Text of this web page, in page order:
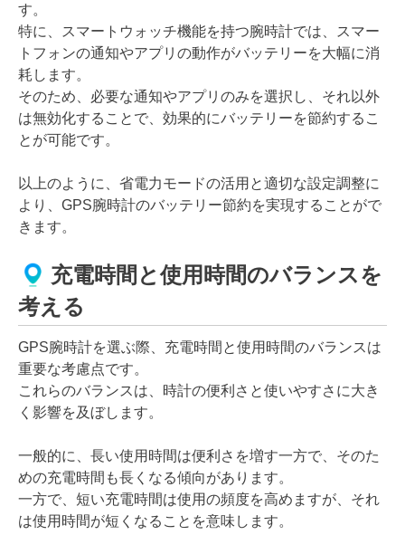
す。
特に、スマートウォッチ機能を持つ腕時計では、スマー
トフォンの通知やアプリの動作がバッテリーを大幅に消
耗します。
そのため、必要な通知やアプリのみを選択し、それ以外
は無効化することで、効果的にバッテリーを節約するこ
とが可能です。
以上のように、省電力モードの活用と適切な設定調整に
より、GPS腕時計のバッテリー節約を実現することがで
きます。
充電時間と使用時間のバランスを
考える
GPS腕時計を選ぶ際、充電時間と使用時間のバランスは
重要な考慮点です。
これらのバランスは、時計の便利さと使いやすさに大き
く影響を及ぼします。
一般的に、長い使用時間は便利さを増す一方で、そのた
めの充電時間も長くなる傾向があります。
一方で、短い充電時間は使用の頻度を高めますが、それ
は使用時間が短くなることを意味します。